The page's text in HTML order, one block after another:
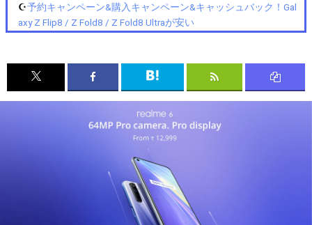
☪️予約キャンペーン&購入キャンペーン&キャッシュバック！Gal
axy Z Flip8 / Z Fold8 / Z Fold8 Ultraが安い